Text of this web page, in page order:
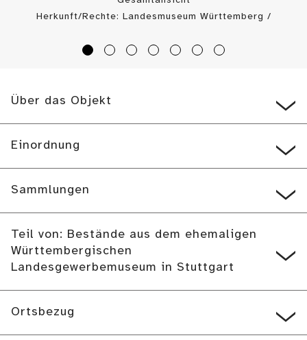
Herkunft/Rechte: Landesmuseum Württemberg /
Über das Objekt
Einordnung
Sammlungen
Teil von: Bestände aus dem ehemaligen
Württembergischen
Landesgewerbemuseum in Stuttgart
Ortsbezug